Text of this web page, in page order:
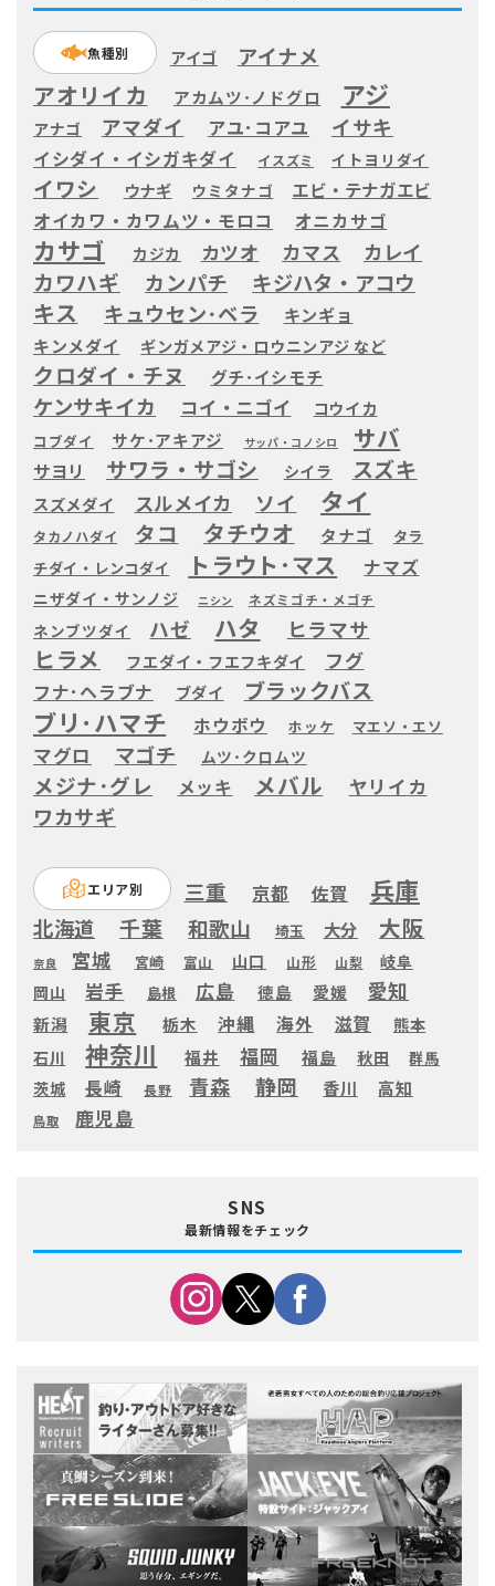
魚種別 アイゴ アイナメ
アオリイカ アカムツ･ノドグロ アジ
アナゴ アマダイ アユ･コアユ イサキ
イシダイ・イシガキダイ イスズミ イトヨリダイ
イワシ ウナギ ウミタナゴ エビ・テナガエビ
オイカワ・カワムツ・モロコ オニカサゴ
カサゴ カジカ カツオ カマス カレイ
カワハギ カンパチ キジハタ・アコウ
キス キュウセン･ベラ キンギョ
キンメダイ ギンガメアジ・ロウニンアジ など
クロダイ・チヌ グチ･イシモチ
ケンサキイカ コイ・ニゴイ コウイカ
コブダイ サケ･アキアジ サッパ・コノシロ サバ
サヨリ サワラ・サゴシ シイラ スズキ
スズメダイ スルメイカ ソイ タイ
タカノハダイ タコ タチウオ タナゴ
タラ
チダイ・レンコダイ
トラウト･マス ナマズ
ニザダイ・サンノジ ニシン ネズミゴチ・メゴチ
ネンブツダイ ハゼ ハタ ヒラマサ
ヒラメ フエダイ・フエフキダイ フグ
フナ･ヘラブナ ブダイ ブラックバス
ブリ･ハマチ ホウボウ ホッケ マエソ・エソ
マグロ マゴチ ムツ･クロムツ
メジナ･グレ メッキ メバル ヤリイカ
ワカサギ
エリア別 三重 京都 佐賀 兵庫
北海道 千葉 和歌山 埼玉 大分 大阪
奈良 宮城 宮崎 富山 山口 山形 山梨
岐阜
岡山
岩手 島根 広島 徳島 愛媛 愛知
新潟 東京 栃木 沖縄 海外 滋賀
熊本
石川
神奈川 福井 福岡 福島 秋田 群馬
茨城 長崎 長野 青森 静岡 香川 高知
鳥取 鹿児島
SNS
最新情報をチェック